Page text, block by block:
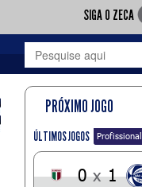
SIGA O ZECA
PRÓXIMO JOGO
ÚLTIMOS JOGOS Profissional
0 x 1